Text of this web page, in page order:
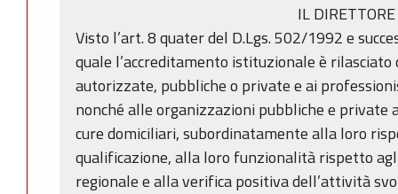
IL DIRETTORE
Visto l’art. 8 quater del D.Lgs. 502/1992 e
quale l’accreditamento istituzionale è
autorizzate, pubbliche o private e ai
nonché alle organizzazioni pubbliche e private
cure domiciliari, subordinatamente alla loro
qualificazione, alla loro funzionalità rispetto
regionale e alla verifica positiva dell’attività